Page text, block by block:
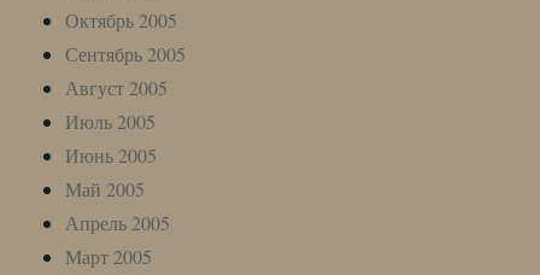
Октябрь 2005
Сентябрь 2005
Август 2005
Июль 2005
Июнь 2005
Май 2005
Апрель 2005
Март 2005